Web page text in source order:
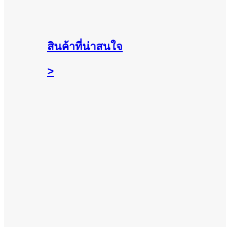
สินค้าที่น่าสนใจ
>